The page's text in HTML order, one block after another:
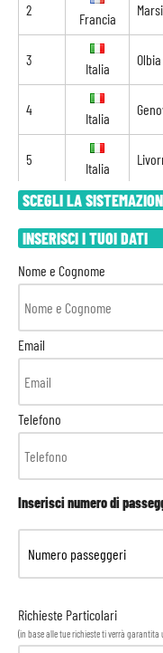
SCEGLI LA
INSERISCI I TUOI DATI
Nome e Cognome
Email
Telefono
Inserisci numero di
Richieste Particolari
(in base alle tue richieste ti verrà
2
Francia
3
Italia
Olbia
4
Italia
5
Italia
6
7
8